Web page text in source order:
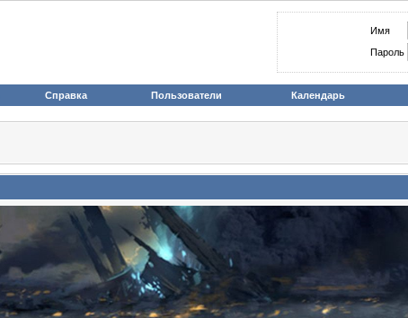
Имя
Пароль
Справка Пользователи Календарь